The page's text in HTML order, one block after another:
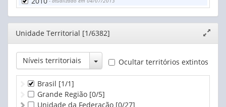
Editor
janela
Unidade Territorial [1/6382]
Níveis territoriais Toggle Dropdown
Ocultar territórios extintos
Brasil [1/1]
Grande Região [0/5]
Unidade da Federação [0/27]